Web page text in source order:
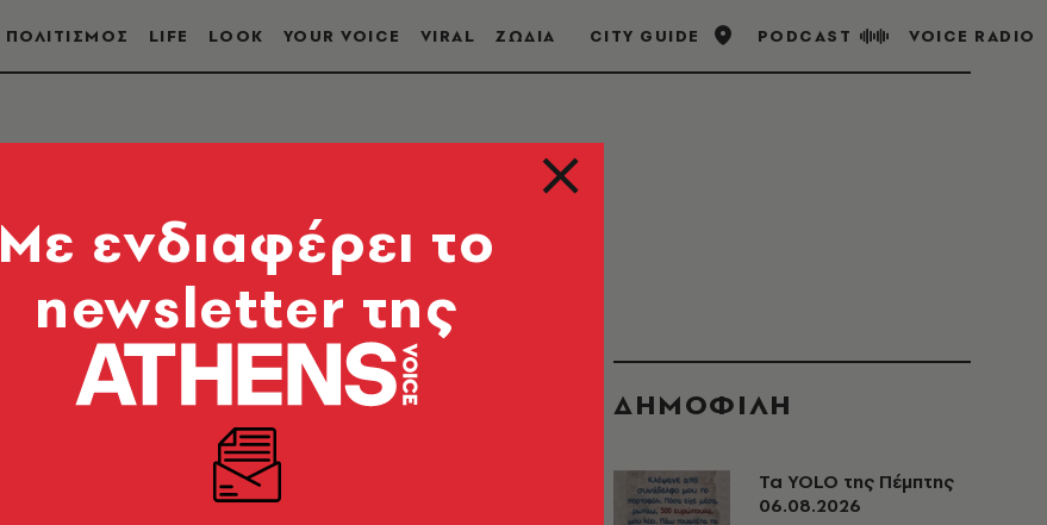
ΠΟΛΙΤΙΣΜΟΣ LIFE LOOK YOUR VOICE VIRAL ΖΩΔΙΑ CITY GUIDE PODCAST VOICE RADIO
ΔΗΜΟΦΙΛΗ
Τα YOLO της Πέμπτης
06.08.2026
Mε ενδιαφέρει το
newsletter της